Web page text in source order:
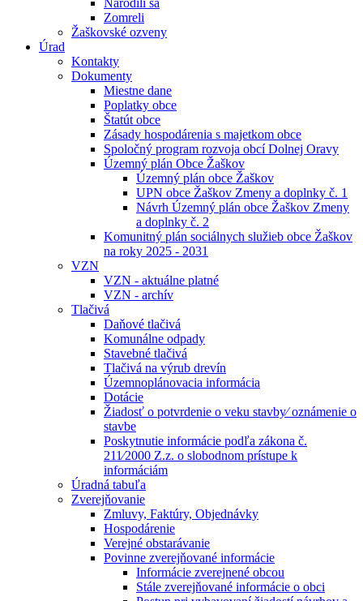
Narodili sa
Zomreli
Žaškovské ozveny
Úrad
Kontakty
Dokumenty
Miestne dane
Poplatky obce
Štatút obce
Zásady hospodárenia s majetkom obce
Spoločný program rozvoja obcí Dolnej Oravy
Územný plán Obce Žaškov
Územný plán obce Žaškov
UPN obce Žaškov Zmeny a doplnky č. 1
Návrh Územný plán obce Žaškov Zmeny
a doplnky č. 2
Komunitný plán sociálnych služieb obce Žaškov
na roky 2025 - 2031
VZN
VZN - aktuálne platné
VZN - archív
Tlačivá
Daňové tlačivá
Komunálne odpady
Stavebné tlačivá
Tlačivá na výrub drevín
Územnoplánovacia informácia
Dotácie
Žiadosť o potvrdenie o veku stavby⁄ oznámenie o
stavbe
Poskytnutie informácie podľa zákona č.
211⁄2000 Z.z. o slobodnom prístupe k
informáciám
Úradná tabuľa
Zverejňovanie
Zmluvy, Faktúry, Objednávky
Hospodárenie
Verejné obstarávanie
Povinne zverejňované informácie
Informácie zverejnené obcou
Stále zverejňované informácie o obci